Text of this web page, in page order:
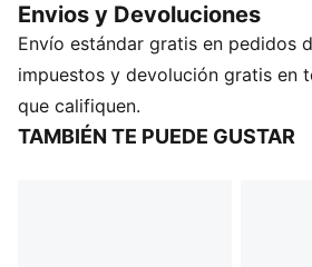
esenciales a mano. Disfruta de
estilo característico de PUMA.
CARACTERÍSTICAS Y BENEFICIOS
Producto fabricado con al menos
materiales reciclados
Envios y Devoluciones
Envío estándar gratis en pedidos
impuestos y devolución gratis en
que califiquen.
TAMBIÉN TE PUEDE GUSTAR